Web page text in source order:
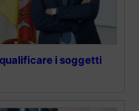
i soggetti